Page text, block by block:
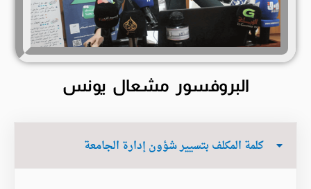
البروفسور مشعال يونس
كلمة المكلف بتسيير شؤون إدارة الجامعة